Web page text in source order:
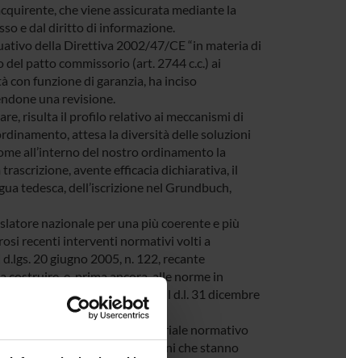
che viene assicurata mediante la
e dal diritto di informazione.
della Direttiva 2002/47/CE “in materia di
patto commissorio (art. 2744 c.c.) ai
funzione di garanzia, ha inciso
una revisione.
risulta il profilo relativo ai meccanismi di
attesa la diversità delle soluzioni
all’interno del nostro ordinamento la
avente efficacia dichiarativa, il
tedesca, dell’iscrizione nel Grundbuch,
nazionale per una più coerente e più
recenti interventi normativi volti a
20 giugno 2005, n. 122, recante
e, prima ancora, alle norme in
nel codice civile con il d.l. 31 dicembre
e l’analisi del materiale normativo
le principali trasformazioni che stanno